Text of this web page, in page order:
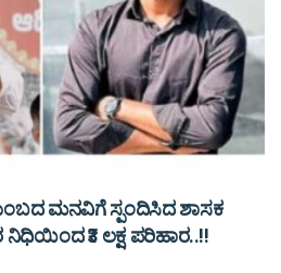
ಮನವಿಗೆ ಸ್ಪಂದಿಸಿದ ಶಾಸಕ
₹3 ಲಕ್ಷ ಪರಿಹಾರ..!!